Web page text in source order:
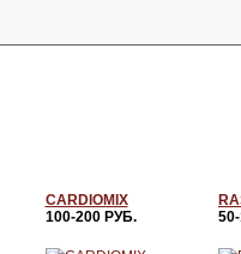
CARDIOMIX
100-200 РУБ.